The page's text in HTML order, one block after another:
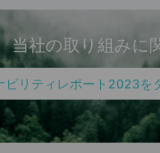
当社の取り組みに
ビリティレポート2023を